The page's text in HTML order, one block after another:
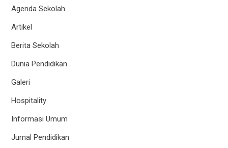
Agenda Sekolah
Artikel
Berita Sekolah
Dunia Pendidikan
Galeri
Hospitality
Informasi Umum
Jurnal Pendidikan